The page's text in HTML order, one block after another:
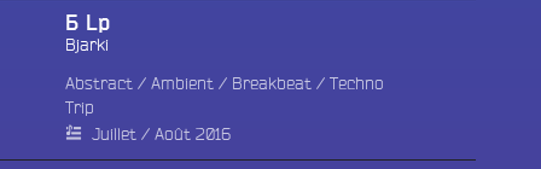
Б Lp
Bjarki
Abstract / Ambient / Breakbeat / Techno
Trip
Juillet / Août 2016